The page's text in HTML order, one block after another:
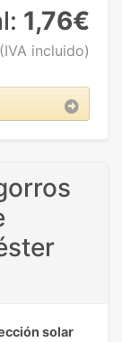
1,76€
(IVA incluido)
solar